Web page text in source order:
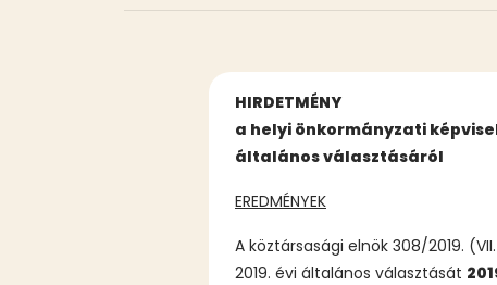
HIRDETMÉNY
a helyi önkormányzati
általános választásáról
EREDMÉNYEK
A köztársasági elnök 308/2019.
2019. évi általános választását